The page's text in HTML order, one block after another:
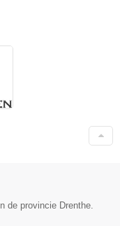
de provincie Drenthe.